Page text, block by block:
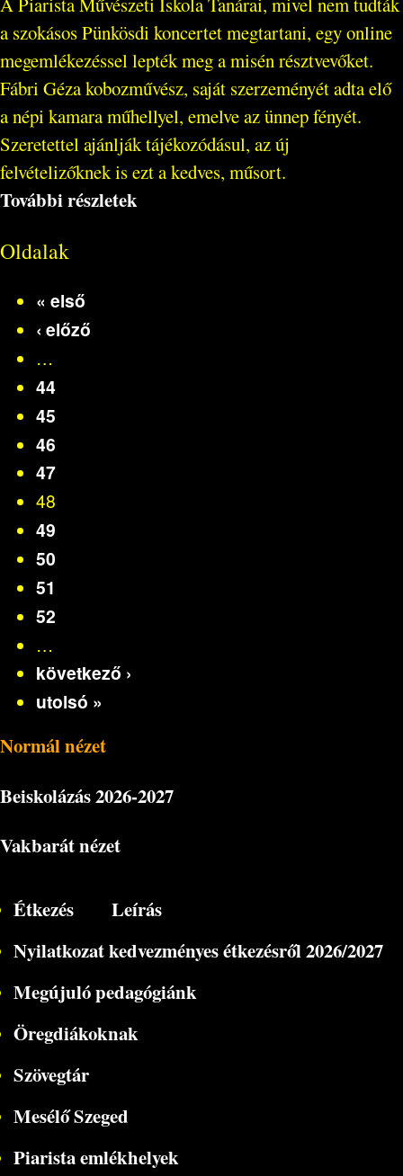
a szokásos Pünkösdi koncertet megtartani, egy online
megemlékezéssel lepték meg a misén résztvevőket.
Fábri Géza kobozművész, saját szerzeményét adta elő
a népi kamara műhellyel, emelve az ünnep fényét.
Szeretettel ajánlják tájékozódásul, az új
felvételizőknek is ezt a kedves, műsort.
További részletek
Oldalak
« első
‹ előző
…
44
45
46
47
48
49
50
51
52
…
következő ›
utolsó »
Normál nézet
Beiskolázás2026-2027
Vakbarát nézet
Étkezés
Leírás
Nyilatkozat kedvezményes étkezésről 2026/2027
Megújuló pedagógiánk
Öregdiákoknak
Szövegtár
Mesélő Szeged
Piarista emlékhelyek